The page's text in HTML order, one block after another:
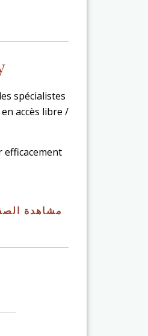
spécialistes
accès libre /
efficacement
مشاهدة